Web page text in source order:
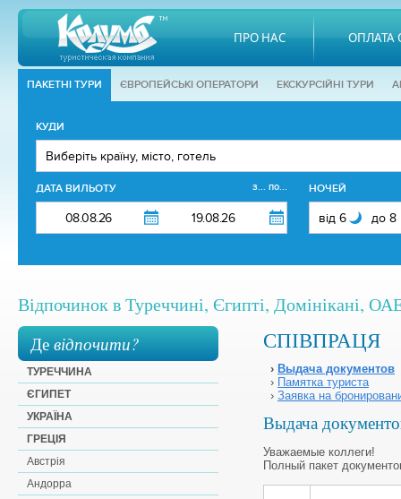
ПРО НАС ОПЛАТА
ПАКЕТНІ ТУРИ ЄВРОПЕЙСЬКІ ОПЕРАТОРИ EКСКУРСІЙНІ ТУРИ
КУДИ
ДАТА ВИЛЬОТУ з... по... НОЧЕЙ
Відпочинок в Туреччині, Єгипті, Домінікані,
Девідпочити?
ТУРЕЧЧИНА
ЄГИПЕТ
УКРАЇНА
ГРЕЦІЯ
Австрія
Андорра
СПІВПРАЦЯ
› Выдача документов
› Памятка туриста
› Заявка на
Выдача
Уважаемые коллеги!
Полный пакет